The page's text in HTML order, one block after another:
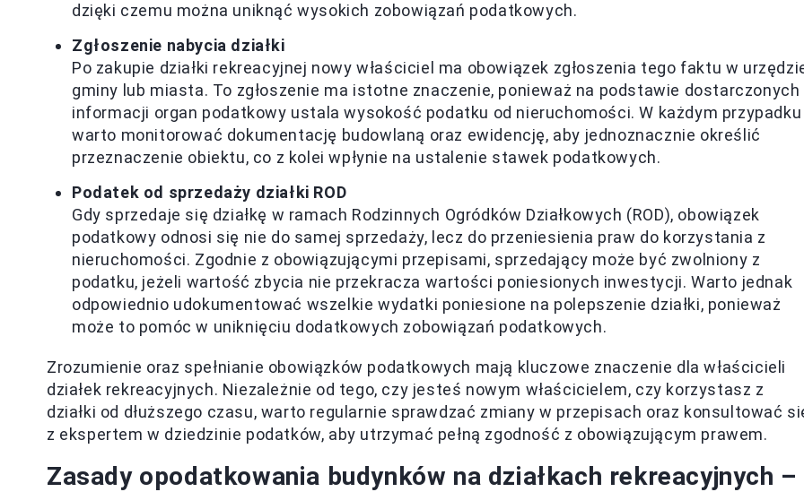
dzięki czemu można uniknąć wysokich zobowiązań podatkowych.
Zgłoszenie nabycia działki
Po zakupie działki rekreacyjnej nowy właściciel ma obowiązek zgłoszenia tego faktu w
gminy lub miasta. To zgłoszenie ma istotne znaczenie, ponieważ na podstawie dostarczonych
informacji organ podatkowy ustala wysokość podatku od nieruchomości. W każdym przypadku
warto monitorować dokumentację budowlaną oraz ewidencję, aby jednoznacznie określić
przeznaczenie obiektu, co z kolei wpłynie na ustalenie stawek podatkowych.
Podatek od sprzedaży działki ROD
Gdy sprzedaje się działkę w ramach Rodzinnych Ogródków Działkowych (ROD), obowiązek
podatkowy odnosi się nie do samej sprzedaży, lecz do przeniesienia praw do korzystania z
nieruchomości. Zgodnie z obowiązującymi przepisami, sprzedający może być zwolniony z
podatku, jeżeli wartość zbycia nie przekracza wartości poniesionych inwestycji. Warto jednak
odpowiednio udokumentować wszelkie wydatki poniesione na polepszenie działki, ponieważ
może to pomóc w uniknięciu dodatkowych zobowiązań podatkowych.
Zrozumienie oraz spełnianie obowiązków podatkowych mają kluczowe znaczenie dla właścicieli
działek rekreacyjnych. Niezależnie od tego, czy jesteś nowym właścicielem, czy korzystasz z
działki od dłuższego czasu, warto regularnie sprawdzać zmiany w przepisach oraz konsultować
z ekspertem w dziedzinie podatków, aby utrzymać pełną zgodność z obowiązującym prawem.
Zasady opodatkowania budynków na działkach rekreacyjnych –